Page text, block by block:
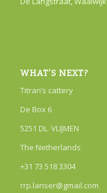
WHAT’S NEXT?
Titran’s cattery
De Box 6
5251 DL VLIJMEN
The Netherlands
+31 73 518 3304
rrp.lanser@gmail.com